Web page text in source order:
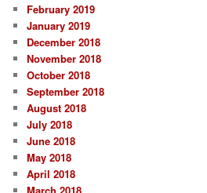
February 2019
January 2019
December 2018
November 2018
October 2018
September 2018
August 2018
July 2018
June 2018
May 2018
April 2018